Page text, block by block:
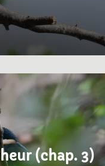
(chap. 3)